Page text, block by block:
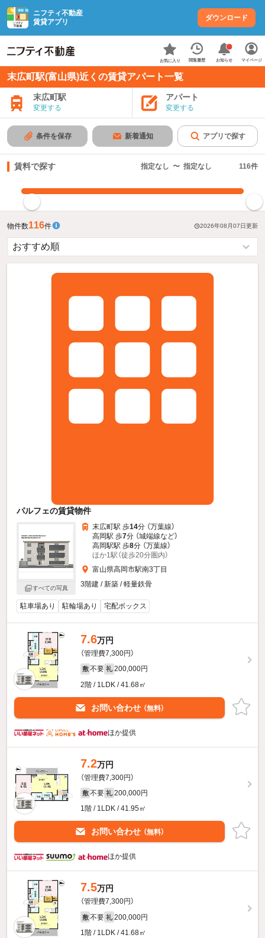
ニフティ不動産
賃貸アプリ
ダウンロード
お気に入り 閲覧履歴 お知らせ マイページ
末広町駅(富山県)近くの賃貸アパート一覧
末広町駅
変更する
アパート
変更する
条件を保存 新着通知 アプリで探す
賃料で探す 指定なし 〜 指定なし 116件
物件数116件 2026年08月07日更新
パルフェの賃貸物件
すべての写真
末広町駅 歩14分 （万葉線）
高岡駅 歩7分 （城端線など）
高岡駅駅 歩8分 （万葉線）
ほか1駅（徒歩20分圏内）
富山県高岡市駅南3丁目
3階建 / 新築 / 軽量鉄骨
駐車場あり 駐輪場あり 宅配ボックス
7.6万円
（管理費7,300円）
敷 不要 礼 200,000円
2階 / 1LDK / 41.68㎡
お問い合わせ （無料）
ほか提供
7.2万円
（管理費7,300円）
敷 不要 礼 200,000円
1階 / 1LDK / 41.95㎡
お問い合わせ （無料）
ほか提供
7.5万円
（管理費7,300円）
敷 不要 礼 200,000円
1階 / 1LDK / 41.68㎡